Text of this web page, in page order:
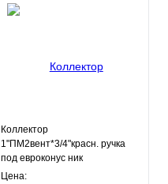
Коллектор
1"ПМ2вент*3/4"красн. ручка
под евроконус ник
630057N1005R2H
Цена: